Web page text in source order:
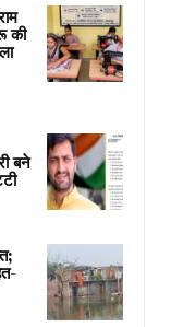
की
बने